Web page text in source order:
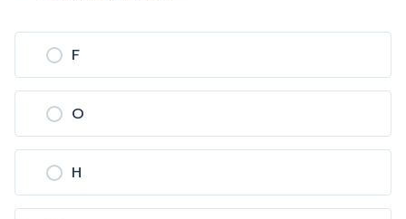
F
O
H